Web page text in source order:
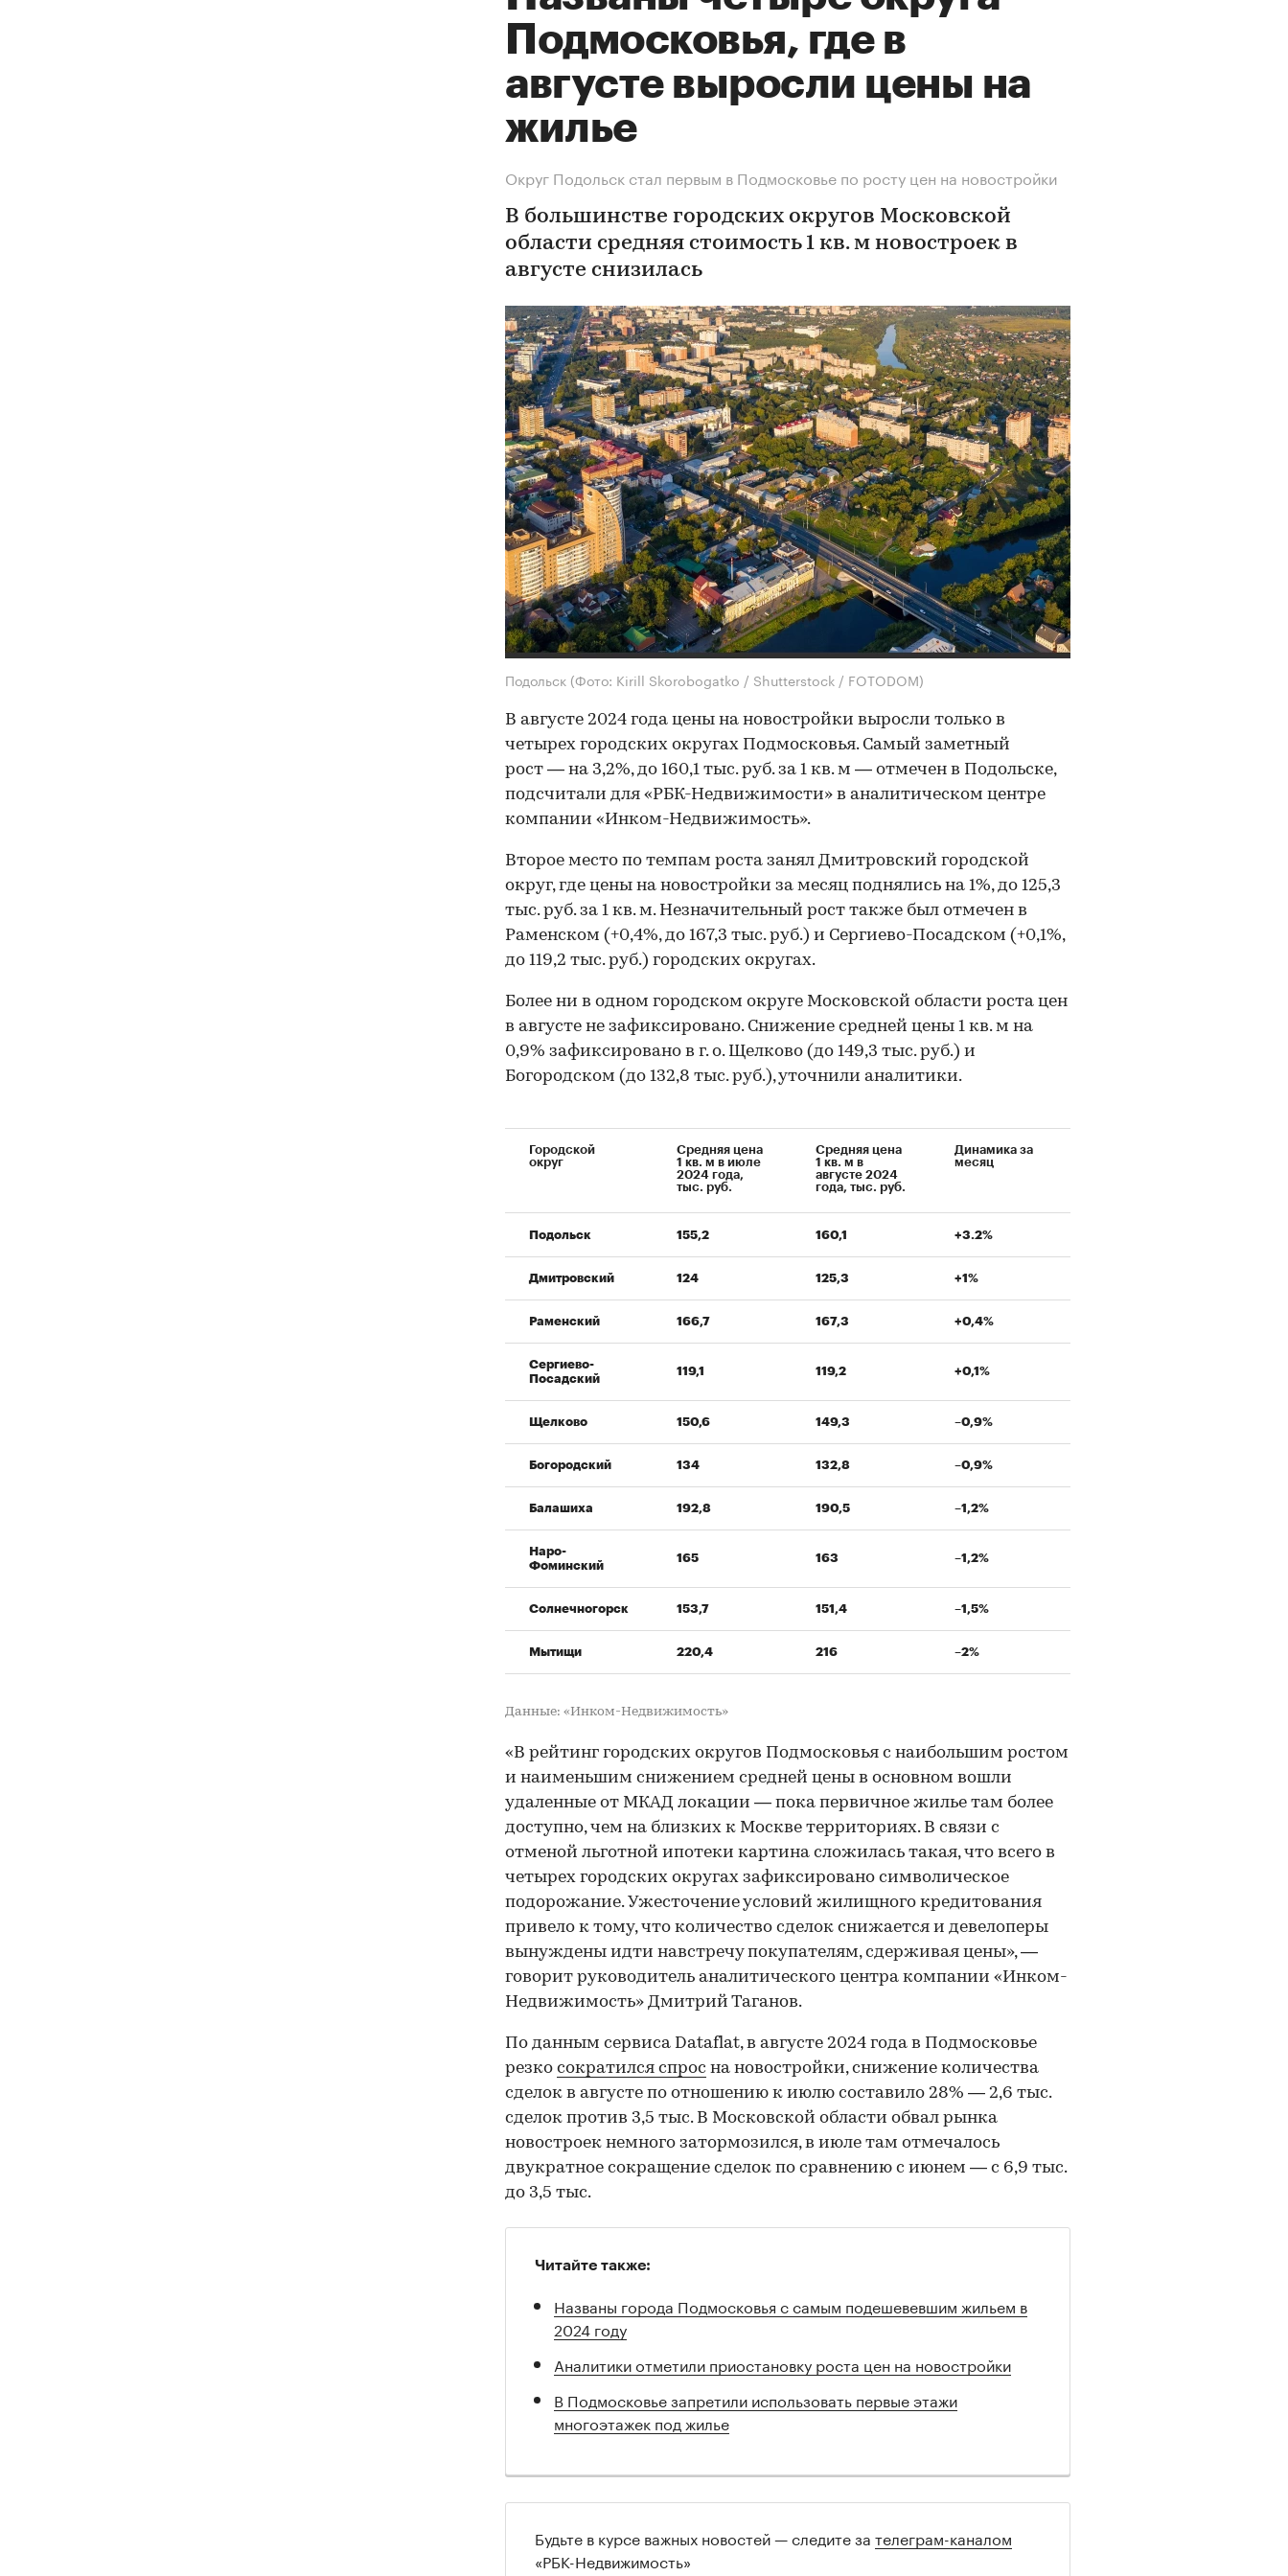
Подмосковья, где в
августе выросли цены на
жилье
Округ Подольск стал первым в Подмосковье по росту цен на новостройки
В большинстве городских округов Московской
области средняя стоимость 1 кв. м новостроек в
августе снизилась
Подольск (Фото: Kirill Skorobogatko / Shutterstock / FOTODOM)
В августе 2024 года цены на новостройки выросли только в
четырех городских округах Подмосковья. Самый заметный
рост — на 3,2%, до 160,1 тыс. руб. за 1 кв. м — отмечен в Подольске,
подсчитали для «РБК-Недвижимости» в аналитическом центре
компании «Инком-Недвижимость».
Второе место по темпам роста занял Дмитровский городской
округ, где цены на новостройки за месяц поднялись на 1%, до 125,3
тыс. руб. за 1 кв. м. Незначительный рост также был отмечен в
Раменском (+0,4%, до 167,3 тыс. руб.) и Сергиево-Посадском (+0,1%,
до 119,2 тыс. руб.) городских округах.
Более ни в одном городском округе Московской области роста цен
в августе не зафиксировано. Снижение средней цены 1 кв. м на
0,9% зафиксировано в г. о. Щелково (до 149,3 тыс. руб.) и
Богородском (до 132,8 тыс. руб.), уточнили аналитики.
Городской
округ
Средняя цена
1 кв. м в июле
2024 года,
тыс. руб.
Средняя цена
1 кв. м в
августе 2024
года, тыс. руб.
Динамика за
месяц
Подольск 155,2 160,1 +3.2%
Дмитровский 124 125,3 +1%
Раменский 166,7 167,3 +0,4%
Сергиево-
Посадский
119,1 119,2 +0,1%
Щелково 150,6 149,3 –0,9%
Богородский 134 132,8 –0,9%
Балашиха 192,8 190,5 –1,2%
Наро-
Фоминский
165 163 –1,2%
Солнечногорск 153,7 151,4 –1,5%
Мытищи 220,4 216 –2%
Данные: «Инком-Недвижимость»
«В рейтинг городских округов Подмосковья с наибольшим ростом
и наименьшим снижением средней цены в основном вошли
удаленные от МКАД локации — пока первичное жилье там более
доступно, чем на близких к Москве территориях. В связи с
отменой льготной ипотеки картина сложилась такая, что всего в
четырех городских округах зафиксировано символическое
подорожание. Ужесточение условий жилищного кредитования
привело к тому, что количество сделок снижается и девелоперы
вынуждены идти навстречу покупателям, сдерживая цены», —
говорит руководитель аналитического центра компании «Инком-
Недвижимость» Дмитрий Таганов.
По данным сервиса Dataflat, в августе 2024 года в Подмосковье
резко сократился спрос на новостройки, снижение количества
сделок в августе по отношению к июлю составило 28% — 2,6 тыс.
сделок против 3,5 тыс. В Московской области обвал рынка
новостроек немного затормозился, в июле там отмечалось
двукратное сокращение сделок по сравнению с июнем — с 6,9 тыс.
до 3,5 тыс.
Читайте также:
Названы города Подмосковья с самым подешевевшим жильем в
2024 году
Аналитики отметили приостановку роста цен на новостройки
В Подмосковье запретили использовать первые этажи
многоэтажек под жилье
Будьте в курсе важных новостей — следите за телеграм-каналом
«РБК-Недвижимость»